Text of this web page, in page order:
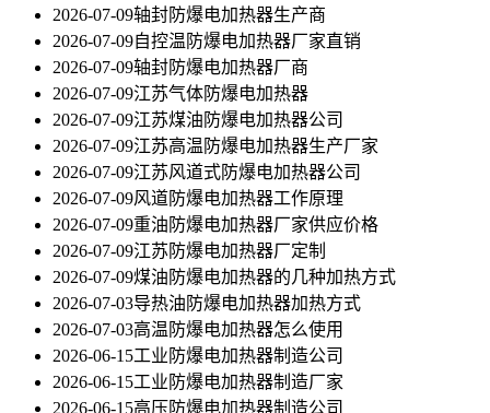
2026-07-09轴封防爆电加热器生产商
2026-07-09自控温防爆电加热器厂家直销
2026-07-09轴封防爆电加热器厂商
2026-07-09江苏气体防爆电加热器
2026-07-09江苏煤油防爆电加热器公司
2026-07-09江苏高温防爆电加热器生产厂家
2026-07-09江苏风道式防爆电加热器公司
2026-07-09风道防爆电加热器工作原理
2026-07-09重油防爆电加热器厂家供应价格
2026-07-09江苏防爆电加热器厂定制
2026-07-09煤油防爆电加热器的几种加热方式
2026-07-03导热油防爆电加热器加热方式
2026-07-03高温防爆电加热器怎么使用
2026-06-15工业防爆电加热器制造公司
2026-06-15工业防爆电加热器制造厂家
2026-06-15高压防爆电加热器制造公司